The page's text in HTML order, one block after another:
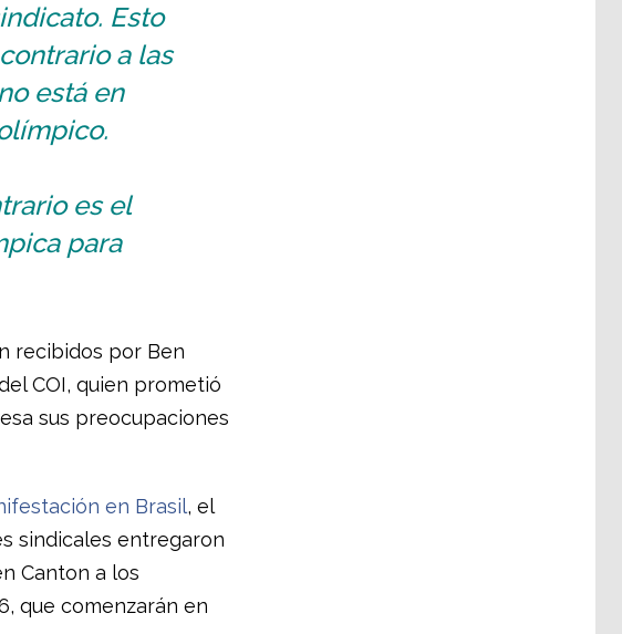
Esto
a las
está en
es el
para
recibidos por Ben
COI, quien prometió
sus preocupaciones
en Brasil, el
sindicales entregaron
Canton a los
que comenzarán en